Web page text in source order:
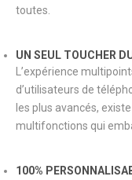
toutes.
UN SEUL TOUCHER
L’expérience
d’utilisateurs de
les plus avancés,
multifonctions qui
100%